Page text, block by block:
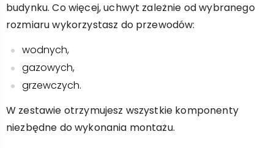
budynku. Co więcej, uchwyt zależnie od wybranego
rozmiaru wykorzystasz do przewodów:
wodnych,
gazowych,
grzewczych.
W zestawie otrzymujesz wszystkie komponenty
niezbędne do wykonania montażu.